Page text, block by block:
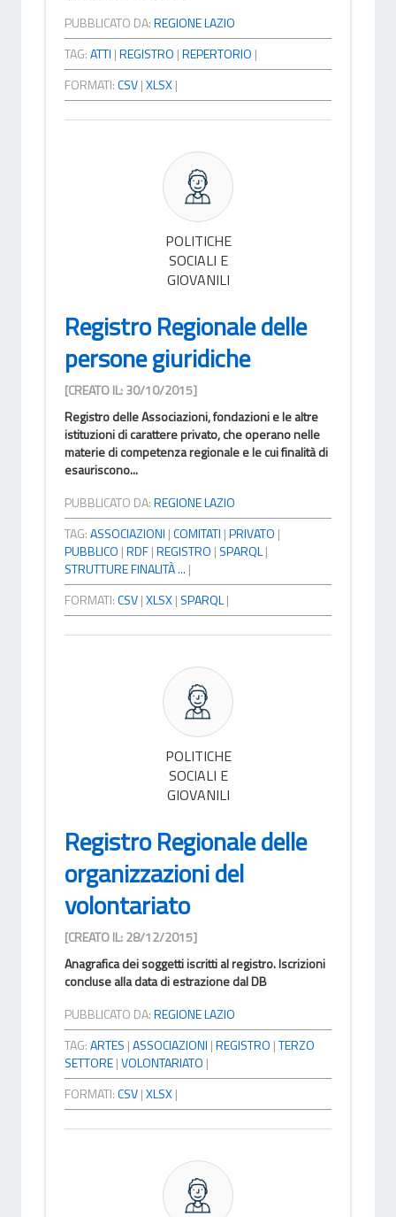
PUBBLICATO DA:REGIONE LAZIO
TAG:ATTI |REGISTRO |REPERTORIO |
FORMATI:CSV|XLSX|
POLITICHE
SOCIALI E
GIOVANILI
Registro Regionale delle
persone giuridiche
[CREATO IL: 30/10/2015]
Registro delle Associazioni, fondazioni e le altre
istituzioni di carattere privato, che operano nelle
materie di competenza regionale e le cui finalità di
esauriscono...
PUBBLICATO DA:REGIONE LAZIO
TAG:ASSOCIAZIONI |COMITATI |PRIVATO |
PUBBLICO |RDF|REGISTRO | SPARQL|
STRUTTURE FINALITÀ ... |
FORMATI:CSV|XLSX| SPARQL|
POLITICHE
SOCIALI E
GIOVANILI
Registro Regionale delle
organizzazioni del
volontariato
[CREATO IL: 28/12/2015]
Anagrafica dei soggetti iscritti al registro. Iscrizioni
concluse alla data di estrazione dal DB
PUBBLICATO DA:REGIONE LAZIO
TAG:ARTES |ASSOCIAZIONI |REGISTRO |TERZO
SETTORE|VOLONTARIATO |
FORMATI:CSV|XLSX|